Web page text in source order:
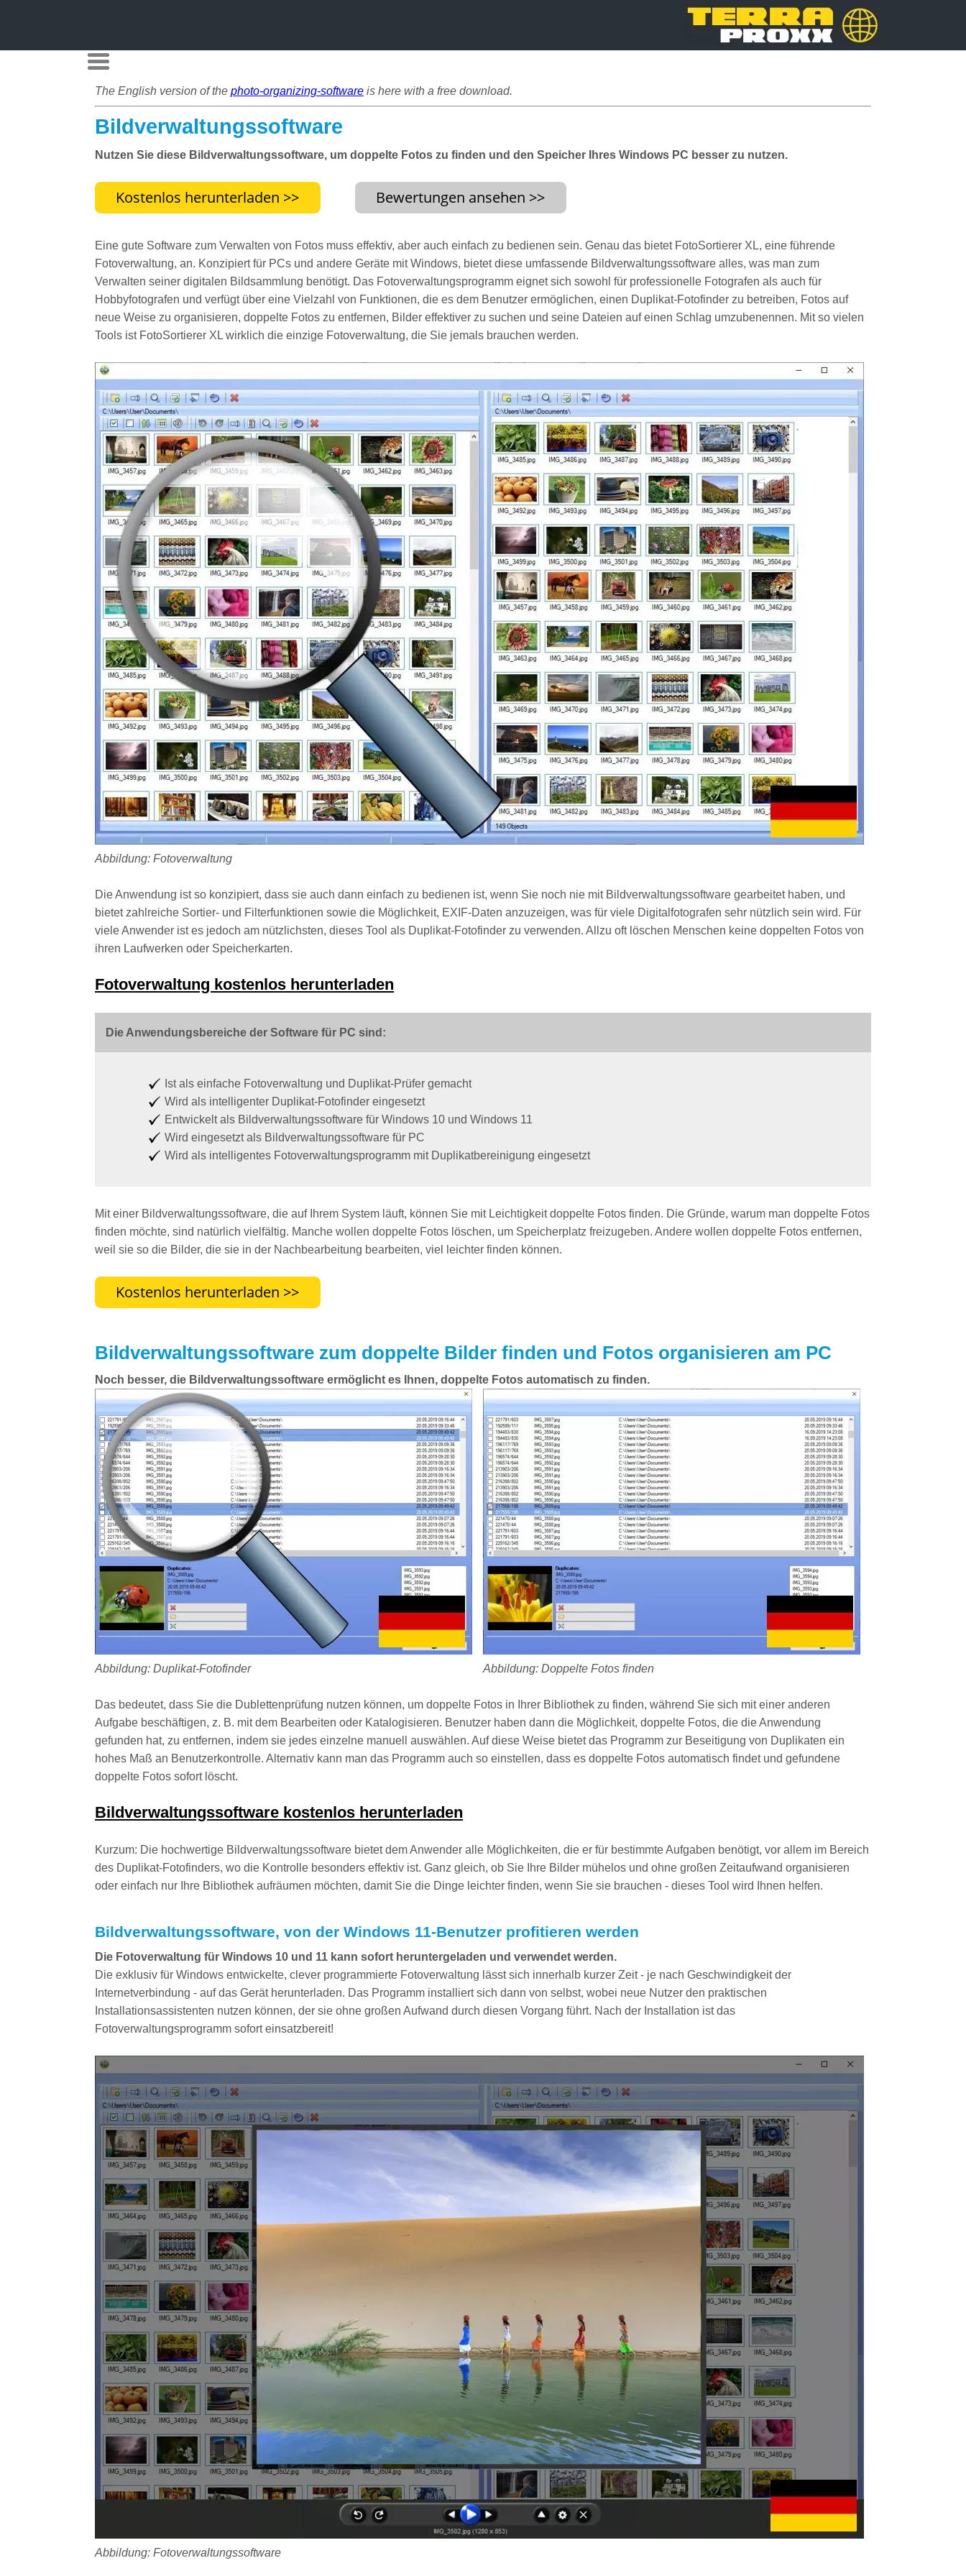
The English version of the photo-organizing-software is here with a free download.
Bildverwaltungssoftware
Nutzen Sie diese Bildverwaltungssoftware, um doppelte Fotos zu finden und den Speicher Ihres Windows PC besser zu nutzen.
Eine gute Software zum Verwalten von Fotos muss effektiv, aber auch einfach zu bedienen sein. Genau das bietet FotoSortierer XL, eine führende
Fotoverwaltung, an. Konzipiert für PCs und andere Geräte mit Windows, bietet diese umfassende Bildverwaltungssoftware alles, was man zum
Verwalten seiner digitalen Bildsammlung benötigt. Das Fotoverwaltungsprogramm eignet sich sowohl für professionelle Fotografen als auch für
Hobbyfotografen und verfügt über eine Vielzahl von Funktionen, die es dem Benutzer ermöglichen, einen Duplikat-Fotofinder zu betreiben, Fotos auf
neue Weise zu organisieren, doppelte Fotos zu entfernen, Bilder effektiver zu suchen und seine Dateien auf einen Schlag umzubenennen. Mit so vielen
Tools ist FotoSortierer XL wirklich die einzige Fotoverwaltung, die Sie jemals brauchen werden.
Abbildung: Fotoverwaltung
Die Anwendung ist so konzipiert, dass sie auch dann einfach zu bedienen ist, wenn Sie noch nie mit Bildverwaltungssoftware gearbeitet haben, und
bietet zahlreiche Sortier- und Filterfunktionen sowie die Möglichkeit, EXIF-Daten anzuzeigen, was für viele Digitalfotografen sehr nützlich sein wird. Für
viele Anwender ist es jedoch am nützlichsten, dieses Tool als Duplikat-Fotofinder zu verwenden. Allzu oft löschen Menschen keine doppelten Fotos von
ihren Laufwerken oder Speicherkarten.
Fotoverwaltung kostenlos herunterladen
Die Anwendungsbereiche der Software für PC sind:
Ist als einfache Fotoverwaltung und Duplikat-Prüfer gemacht
Wird als intelligenter Duplikat-Fotofinder eingesetzt
Entwickelt als Bildverwaltungssoftware für Windows 10 und Windows 11
Wird eingesetzt als Bildverwaltungssoftware für PC
Wird als intelligentes Fotoverwaltungsprogramm mit Duplikatbereinigung eingesetzt
Mit einer Bildverwaltungssoftware, die auf Ihrem System läuft, können Sie mit Leichtigkeit doppelte Fotos finden. Die Gründe, warum man doppelte Fotos
finden möchte, sind natürlich vielfältig. Manche wollen doppelte Fotos löschen, um Speicherplatz freizugeben. Andere wollen doppelte Fotos entfernen,
weil sie so die Bilder, die sie in der Nachbearbeitung bearbeiten, viel leichter finden können.
Bildverwaltungssoftware zum doppelte Bilder finden und Fotos organisieren am PC
Noch besser, die Bildverwaltungssoftware ermöglicht es Ihnen, doppelte Fotos automatisch zu finden.
Abbildung: Duplikat-Fotofinder Abbildung: Doppelte Fotos finden
Das bedeutet, dass Sie die Dublettenprüfung nutzen können, um doppelte Fotos in Ihrer Bibliothek zu finden, während Sie sich mit einer anderen
Aufgabe beschäftigen, z. B. mit dem Bearbeiten oder Katalogisieren. Benutzer haben dann die Möglichkeit, doppelte Fotos, die die Anwendung
gefunden hat, zu entfernen, indem sie jedes einzelne manuell auswählen. Auf diese Weise bietet das Programm zur Beseitigung von Duplikaten ein
hohes Maß an Benutzerkontrolle. Alternativ kann man das Programm auch so einstellen, dass es doppelte Fotos automatisch findet und gefundene
doppelte Fotos sofort löscht.
Bildverwaltungssoftware kostenlos herunterladen
Kurzum: Die hochwertige Bildverwaltungssoftware bietet dem Anwender alle Möglichkeiten, die er für bestimmte Aufgaben benötigt, vor allem im Bereich
des Duplikat-Fotofinders, wo die Kontrolle besonders effektiv ist. Ganz gleich, ob Sie Ihre Bilder mühelos und ohne großen Zeitaufwand organisieren
oder einfach nur Ihre Bibliothek aufräumen möchten, damit Sie die Dinge leichter finden, wenn Sie sie brauchen - dieses Tool wird Ihnen helfen.
Bildverwaltungssoftware, von der Windows 11-Benutzer profitieren werden
Die Fotoverwaltung für Windows 10 und 11 kann sofort heruntergeladen und verwendet werden.
Die exklusiv für Windows entwickelte, clever programmierte Fotoverwaltung lässt sich innerhalb kurzer Zeit - je nach Geschwindigkeit der
Internetverbindung - auf das Gerät herunterladen. Das Programm installiert sich dann von selbst, wobei neue Nutzer den praktischen
Installationsassistenten nutzen können, der sie ohne großen Aufwand durch diesen Vorgang führt. Nach der Installation ist das
Fotoverwaltungsprogramm sofort einsatzbereit!
Abbildung: Fotoverwaltungssoftware